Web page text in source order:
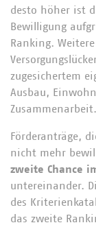
desto höher ist
Bewilligung
Ranking.
zugesichertem
Ausbau,
Zusammenarbeit.
Förderanträge,
nicht mehr
zweite Chance
untereinander.
des
das zweite